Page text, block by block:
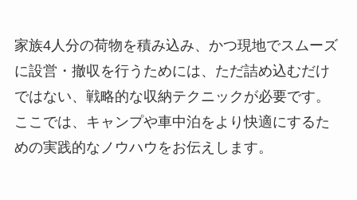
家族4人分の荷物を積み込み、かつ現地でスムーズ
に設営・撤収を行うためには、ただ詰め込むだけ
ではない、戦略的な収納テクニックが必要です。
ここでは、キャンプや車中泊をより快適にするた
めの実践的なノウハウをお伝えします。